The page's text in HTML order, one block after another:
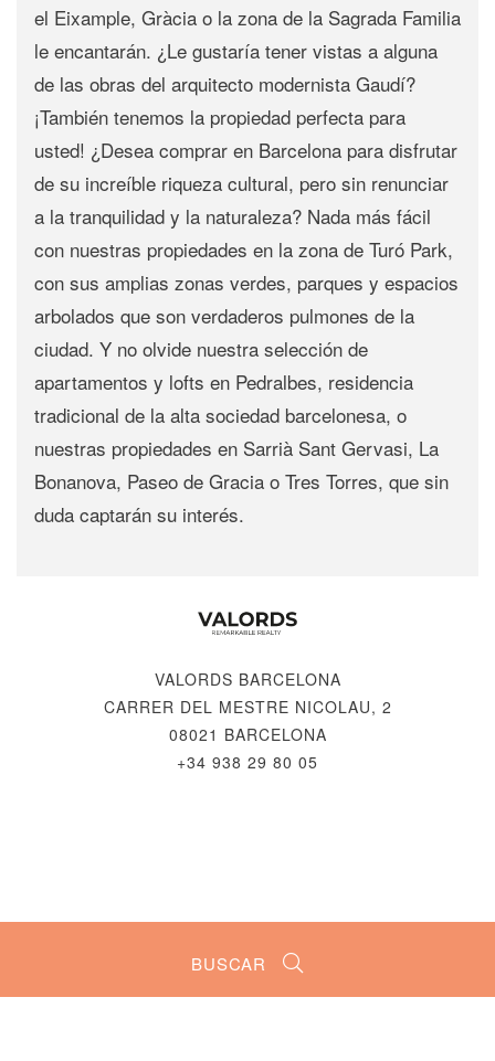
BUSCAR
el Eixample, Gràcia o la zona de la Sagrada Familia
le encantarán. ¿Le gustaría tener vistas a alguna
de las obras del arquitecto modernista Gaudí?
¡También tenemos la propiedad perfecta para
usted! ¿Desea comprar en Barcelona para disfrutar
de su increíble riqueza cultural, pero sin renunciar
a la tranquilidad y la naturaleza? Nada más fácil
con nuestras propiedades en la zona de Turó Park,
con sus amplias zonas verdes, parques y espacios
arbolados que son verdaderos pulmones de la
ciudad. Y no olvide nuestra selección de
apartamentos y lofts en Pedralbes, residencia
tradicional de la alta sociedad barcelonesa, o
nuestras propiedades en Sarrià Sant Gervasi, La
Bonanova, Paseo de Gracia o Tres Torres, que sin
duda captarán su interés.
VALORDS BARCELONA
CARRER DEL MESTRE NICOLAU, 2
08021 BARCELONA
+34 938 29 80 05
CANAL ÉTICO- RÉALISÉ PAR